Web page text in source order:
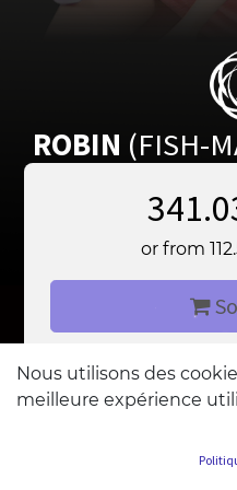
ROBIN (FISH-
or from
Add me to
Nous utilisons des
meilleure expérience